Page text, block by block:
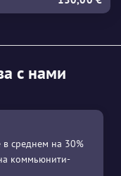
с нами
в среднем на 30%
коммьюнити-